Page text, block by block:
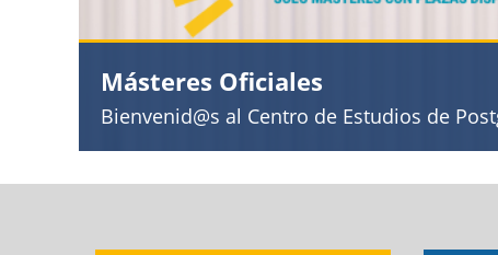
Másteres Oficiales
Bienvenid@s al Centro de Estudios de